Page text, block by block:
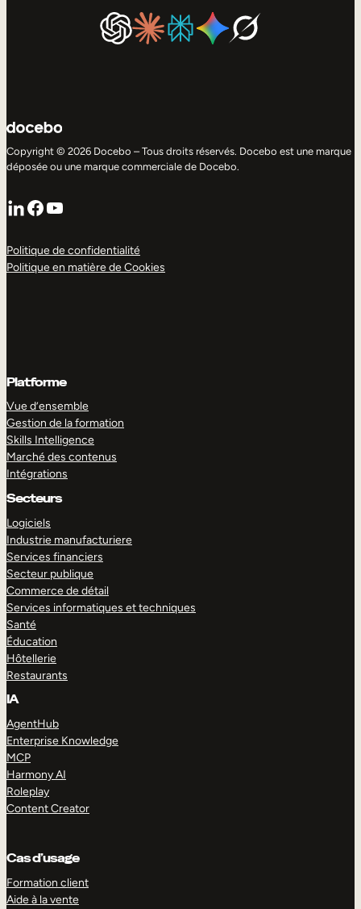
Copyright © 2026 Docebo – Tous droits réservés. Docebo est une marque
déposée ou une marque commerciale de Docebo.
LinkedIn
Facebook
YouTube
Politique de confidentialité
Politique en matière de Cookies
Platforme
Vue d’ensemble
Gestion de la formation
Skills Intelligence
Marché des contenus
Intégrations
Secteurs
Logiciels
Industrie manufacturiere
Services financiers
Secteur publique
Commerce de détail
Services informatiques et techniques
Santé
Éducation
Hôtellerie
Restaurants
IA
AgentHub
Enterprise Knowledge
MCP
Harmony AI
Roleplay
Content Creator
Cas d’usage
Formation client
Aide à la vente